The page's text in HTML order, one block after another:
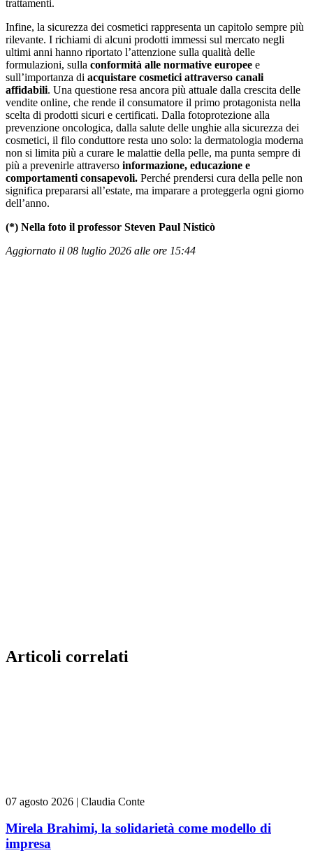
trattamenti.
Infine, la sicurezza dei cosmetici rappresenta un capitolo sempre più
rilevante. I richiami di alcuni prodotti immessi sul mercato negli
ultimi anni hanno riportato l’attenzione sulla qualità delle
formulazioni, sulla conformità alle normative europee e
sull’importanza di acquistare cosmetici attraverso canali
affidabili. Una questione resa ancora più attuale dalla crescita delle
vendite online, che rende il consumatore il primo protagonista nella
scelta di prodotti sicuri e certificati. Dalla fotoprotezione alla
prevenzione oncologica, dalla salute delle unghie alla sicurezza dei
cosmetici, il filo conduttore resta uno solo: la dermatologia moderna
non si limita più a curare le malattie della pelle, ma punta sempre di
più a prevenirle attraverso informazione, educazione e
comportamenti consapevoli. Perché prendersi cura della pelle non
significa prepararsi all’estate, ma imparare a proteggerla ogni giorno
dell’anno.
(*) Nella foto il professor Steven Paul Nisticò
Aggiornato il 08 luglio 2026 alle ore 15:44
Articoli correlati
07 agosto 2026 | Claudia Conte
Mirela Brahimi, la solidarietà come modello di
impresa